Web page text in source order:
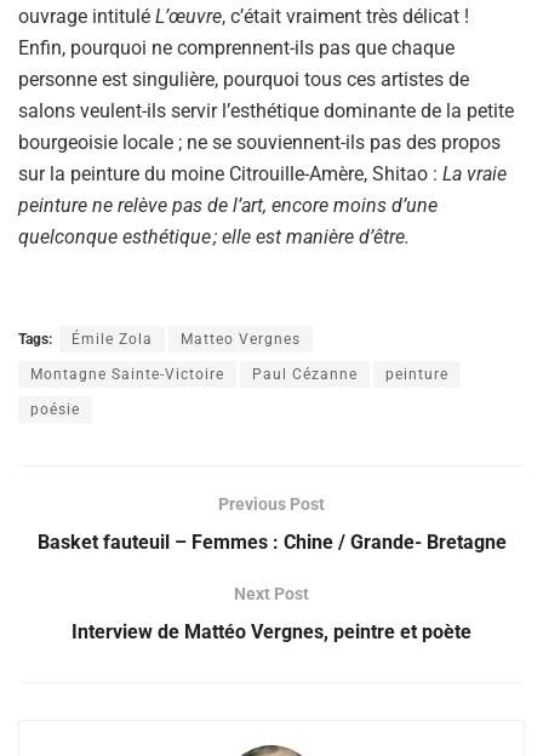
ouvrage intitulé L’œuvre, c’était vraiment très délicat !
Enfin, pourquoi ne comprennent-ils pas que chaque
personne est singulière, pourquoi tous ces artistes de
salons veulent-ils servir l’esthétique dominante de la petite
bourgeoisie locale ; ne se souviennent-ils pas des propos
sur la peinture du moine Citrouille-Amère, Shitao : La vraie
peinture ne relève pas de l’art, encore moins d’une
quelconque esthétique; elle est manière d’être.
Tags: Émile Zola Matteo Vergnes
Montagne Sainte-Victoire Paul Cézanne peinture
poésie
Previous Post
Basket fauteuil – Femmes : Chine / Grande- Bretagne
Next Post
Interview de Mattéo Vergnes, peintre et poète